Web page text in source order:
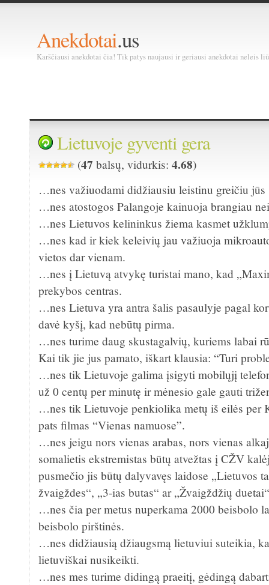
Anekdotai.us
Karščiausi anekdotai čia! Tik patys naujausi ir geriausi anekdotai neleis
Lietuvoje gyventi gera
(47 balsų, vidurkis:4.68)
…nes važiuodami didžiausiu leistinu greičiu jūs
…nes atostogos Palangoje kainuoja brangiau
…nes Lietuvos kelininkus žiema kasmet
…nes kad ir kiek keleivių jau važiuoja
vietos dar vienam.
…nes į Lietuvą atvykę turistai mano, kad
prekybos centras.
…nes Lietuva yra antra šalis pasaulyje pagal
davė kyšį, kad nebūtų pirma.
…nes turime daug skustagalvių, kuriems labai
Kai tik jie jus pamato, iškart klausia: “Turi
…nes tik Lietuvoje galima įsigyti mobilųjį
už 0 centų per minutę ir mėnesio gale gauti
…nes tik Lietuvoje penkiolika metų iš eilės per
pats filmas “Vienas namuose”.
…nes jeigu nors vienas arabas, nors vienas
somalietis ekstremistas būtų atvežtas į CŽV
pusmečio jis būtų dalyvavęs laidose „Lietuvos
žvaigždes“, „3-ias butas“ ar „Žvaigždžių
…nes čia per metus nuperkama 2000 beisbolo
beisbolo pirštinės.
…nes didžiausią džiaugsmą lietuviui suteikia,
lietuviškai nusikeikti.
…nes mes turime didingą praeitį, gėdingą